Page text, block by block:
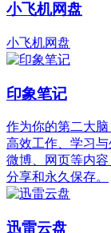
小飞机网盘
小飞机网盘
印象笔记
作为你的第二大
高效工作、学习
微博、网页等内
分享和永久保存。
迅雷云盘